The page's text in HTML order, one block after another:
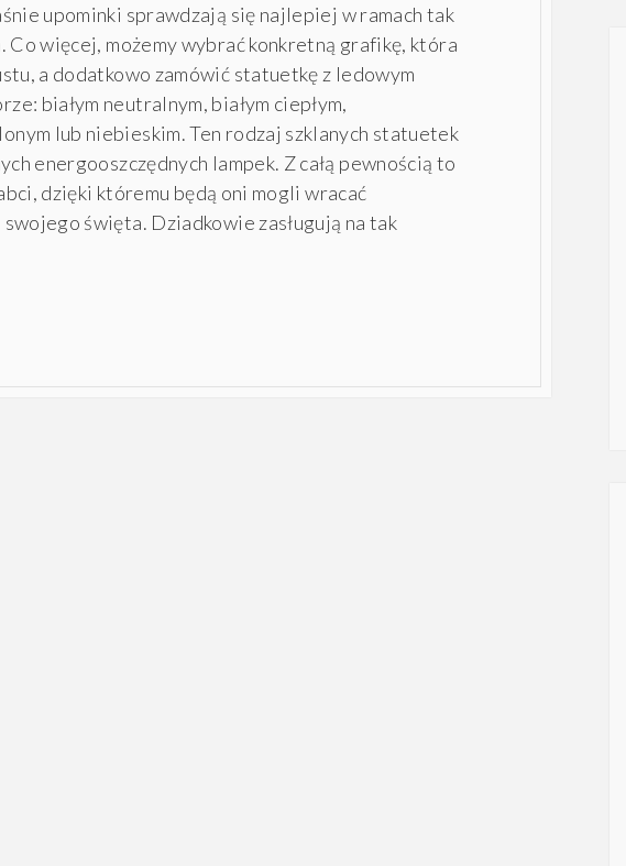
upominki sprawdzają się najlepiej w ramach tak
Co więcej, możemy wybrać konkretną grafikę, która
a dodatkowo zamówić statuetkę z ledowym
białym neutralnym, białym ciepłym,
lub niebieskim. Ten rodzaj szklanych statuetek
energooszczędnych lampek. Z całą pewnością to
dzięki któremu będą oni mogli wracać
święta. Dziadkowie zasługują na tak